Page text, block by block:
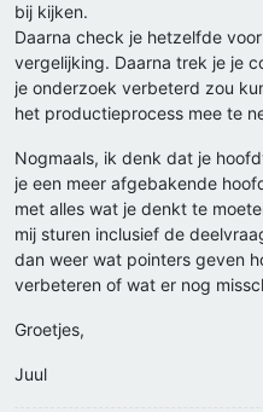
bij kijken.
Daarna check je hetzelfde
vergelijking. Daarna trek je je
je onderzoek verbeterd zou
het productieprocess mee te
Nogmaals, ik denk dat je
je een meer afgebakende
met alles wat je denkt te
mij sturen inclusief de
dan weer wat pointers geven
verbeteren of wat er nog
Groetjes,
Juul